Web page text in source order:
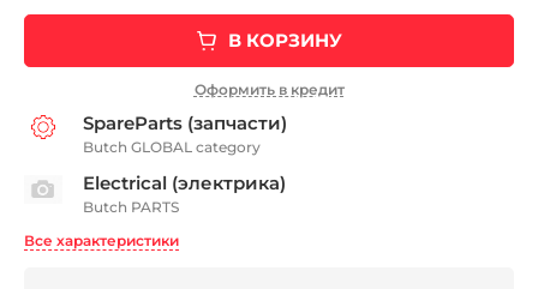
В КОРЗИНУ
Оформить в кредит
SpareParts (запчасти)
Butch GLOBAL category
Electrical (электрика)
Butch PARTS
Все характеристики